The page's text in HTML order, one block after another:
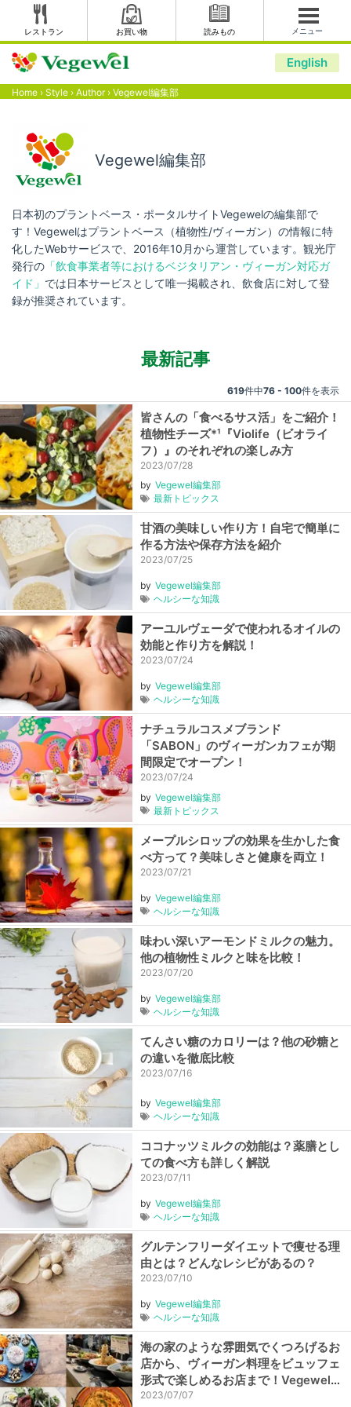
レストラン お買い物 読みもの メニュー
English
Home › Style › Author› Vegewel編集部
Vegewel編集部
日本初のプラントベース・ポータルサイトVegewelの編集部で
す！Vegewelはプラントベース（植物性/ヴィーガン）の情報に特
化したWebサービスで、2016年10月から運営しています。観光庁
発行の 「飲食事業者等におけるベジタリアン・ヴィーガン対応ガ
イド」 では日本サービスとして唯一掲載され、飲食店に対して登
録が推奨されています。
最新記事
619件中76 - 100件を表示
皆さんの「食べるサス活」をご紹介！
植物性チーズ*¹『Violife（ビオライ
フ）』のそれぞれの楽しみ方
2023/07/28
by Vegewel編集部
最新トピックス
甘酒の美味しい作り方！自宅で簡単に
作る方法や保存方法を紹介
2023/07/25
by Vegewel編集部
ヘルシーな知識
アーユルヴェーダで使われるオイルの
効能と作り方を解説！
2023/07/24
by Vegewel編集部
ヘルシーな知識
ナチュラルコスメブランド
「SABON」のヴィーガンカフェが期
間限定でオープン！
2023/07/24
by Vegewel編集部
最新トピックス
メープルシロップの効果を生かした食
べ方って？美味しさと健康を両立！
2023/07/21
by Vegewel編集部
ヘルシーな知識
味わい深いアーモンドミルクの魅力。
他の植物性ミルクと味を比較！
2023/07/20
by Vegewel編集部
ヘルシーな知識
てんさい糖のカロリーは？他の砂糖と
の違いを徹底比較
2023/07/16
by Vegewel編集部
ヘルシーな知識
ココナッツミルクの効能は？薬膳とし
ての食べ方も詳しく解説
2023/07/11
by Vegewel編集部
ヘルシーな知識
グルテンフリーダイエットで痩せる理
由とは？どんなレシピがあるの？
2023/07/10
by Vegewel編集部
ヘルシーな知識
海の家のような雰囲気でくつろげるお
店から、ヴィーガン料理をビュッフェ
形式で楽しめるお店まで！Vegewel新
規掲載店をご紹介【2023年6月】
2023/07/07